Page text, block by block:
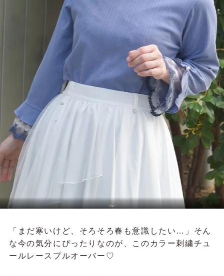
ブルー
「まだ寒いけど、そろそろ春も意識したい…」そん
な今の気分にぴったりなのが、このカラー刺繍チュ
ールレースプルオーバー♡